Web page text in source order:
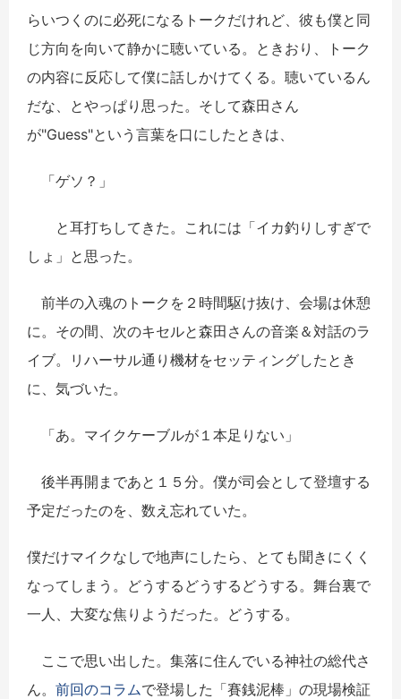
らいつくのに必死になるトークだけれど、彼も僕と同
じ方向を向いて静かに聴いている。ときおり、トーク
の内容に反応して僕に話しかけてくる。聴いているん
だな、とやっぱり思った。そして森田さん
が"Guess"という言葉を口にしたときは、
「ゲソ？」
と耳打ちしてきた。これには「イカ釣りしすぎで
しょ」と思った。
前半の入魂のトークを２時間駆け抜け、会場は休憩
に。その間、次のキセルと森田さんの音楽＆対話のラ
イブ。リハーサル通り機材をセッティングしたとき
に、気づいた。
「あ。マイクケーブルが１本足りない」
後半再開まであと１５分。僕が司会として登壇する
予定だったのを、数え忘れていた。
僕だけマイクなしで地声にしたら、とても聞きにくく
なってしまう。どうするどうするどうする。舞台裏で
一人、大変な焦りようだった。どうする。
ここで思い出した。集落に住んでいる神社の総代さ
ん。 前回のコラムで登場した「賽銭泥棒」の現場検証